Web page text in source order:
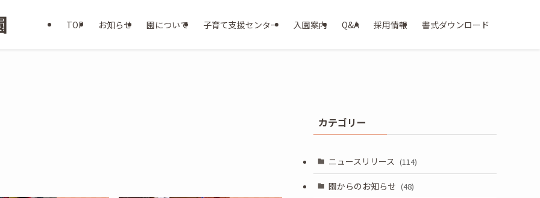
TOP お知らせ 園について 子育て支援センター 入園案内 Q&A 採用情報 書式ダウンロード
カテゴリー
ニュースリリース (114)
園からのお知らせ (48)